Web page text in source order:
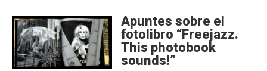
Apuntes sobre el
fotolibro “Freejazz.
This photobook
sounds!”